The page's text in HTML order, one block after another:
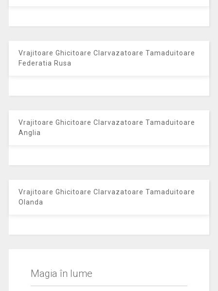
Vrajitoare Ghicitoare Clarvazatoare Tamaduitoare
Federatia Rusa
Vrajitoare Ghicitoare Clarvazatoare Tamaduitoare
Anglia
Vrajitoare Ghicitoare Clarvazatoare Tamaduitoare
Olanda
Magia în lume